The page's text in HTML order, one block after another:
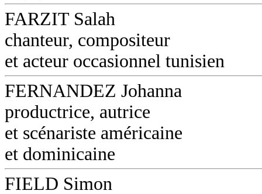
FARZIT Salah
chanteur, compositeur
et acteur occasionnel tunisien
FERNANDEZ Johanna
productrice, autrice
et scénariste américaine
et dominicaine
FIELD Simon